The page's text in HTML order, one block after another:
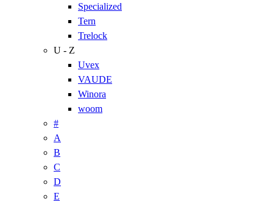
Specialized
Tern
Trelock
U - Z
Uvex
VAUDE
Winora
woom
#
A
B
C
D
E